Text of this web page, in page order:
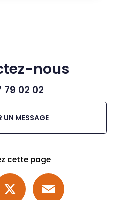
nous
79 02 02
UN MESSAGE
cette page